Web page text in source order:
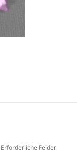
Erforderliche Felder